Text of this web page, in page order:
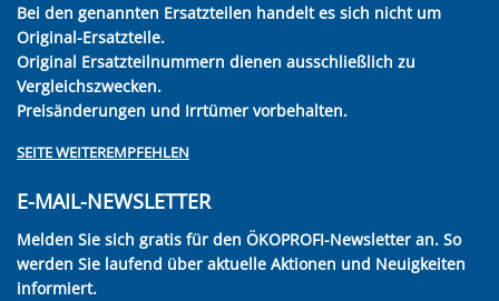
Bei den genannten Ersatzteilen handelt es sich nicht um
Original-Ersatzteile.
Original Ersatzteilnummern dienen ausschließlich zu
Vergleichszwecken.
Preisänderungen und Irrtümer vorbehalten.
SEITE WEITEREMPFEHLEN
E-MAIL-NEWSLETTER
Melden Sie sich gratis für den ÖKOPROFI-Newsletter an. So
werden Sie laufend über aktuelle Aktionen und Neuigkeiten
informiert.